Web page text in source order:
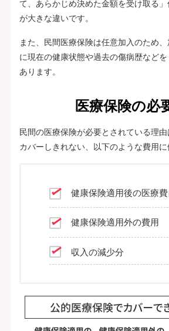
て、あらかじめ決めた金額を受け取る
が大きな違いです。
また、民間医療保険は任意加入のため
に現在の健康状態や過去の傷病歴など
あります。
医療保険の必
民間の医療保険が必要とされている理
カバーしきれない、以下のような費用に
健康保険適用後の医療
健康保険適用外の費用
収入の減少分